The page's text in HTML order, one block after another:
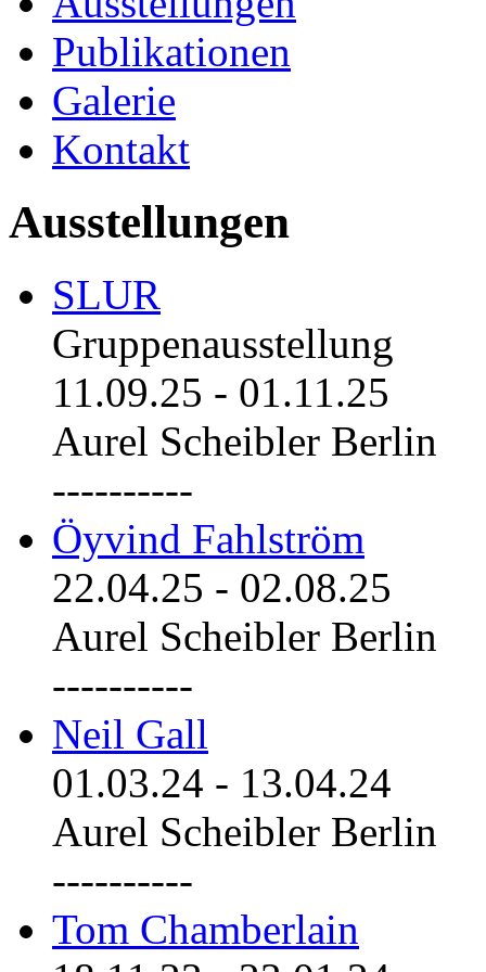
Publikationen
Galerie
Kontakt
Ausstellungen
SLUR
Gruppenausstellung
11.09.25 - 01.11.25
Aurel Scheibler Berlin
----------
Öyvind Fahlström
22.04.25 - 02.08.25
Aurel Scheibler Berlin
----------
Neil Gall
01.03.24 - 13.04.24
Aurel Scheibler Berlin
----------
Tom Chamberlain